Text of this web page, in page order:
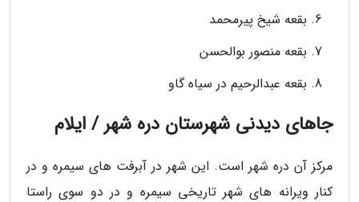
بقعه شیخ پیرمحمد
بقعه منصور بوالحسن
بقعه عبدالرحیم در سیاه گاو
جاهای دیدنی شهرستان دره شهر / ایلام
مرکز آن دره شهر است. این شهر در آبرفت های سیمره و در
کنار ویرانه های شهر تاریخی سیمره و در دو سوی راستا